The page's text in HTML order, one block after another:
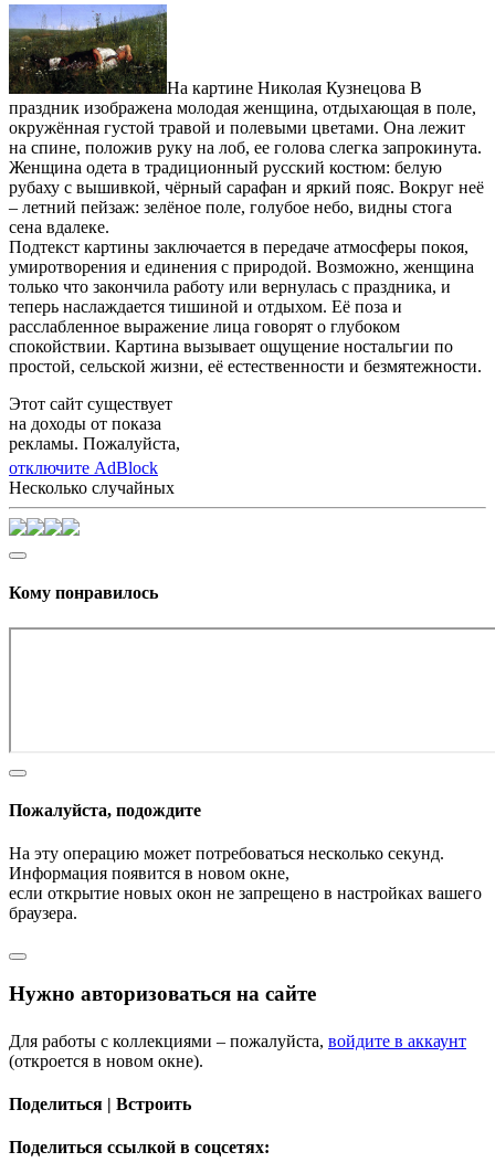
На картине Николая Кузнецова В
праздник изображена молодая женщина, отдыхающая в поле,
окружённая густой травой и полевыми цветами. Она лежит
на спине, положив руку на лоб, ее голова слегка запрокинута.
Женщина одета в традиционный русский костюм: белую
рубаху с вышивкой, чёрный сарафан и яркий пояс. Вокруг неё
– летний пейзаж: зелёное поле, голубое небо, видны стога
сена вдалеке.
Подтекст картины заключается в передаче атмосферы покоя,
умиротворения и единения с природой. Возможно, женщина
только что закончила работу или вернулась с праздника, и
теперь наслаждается тишиной и отдыхом. Её поза и
расслабленное выражение лица говорят о глубоком
спокойствии. Картина вызывает ощущение ностальгии по
простой, сельской жизни, её естественности и безмятежности.
Этот сайт существует
на доходы от показа
рекламы. Пожалуйста,
отключите AdBlock
Несколько случайных
Кому понравилось
Пожалуйста, подождите
На эту операцию может потребоваться несколько секунд.
Информация появится в новом окне,
если открытие новых окон не запрещено в настройках вашего
браузера.
Нужно авторизоваться на сайте
Для работы с коллекциями – пожалуйста, войдите в аккаунт
(откроется в новом окне).
Поделиться | Встроить
Поделиться ссылкой в соцсетях: